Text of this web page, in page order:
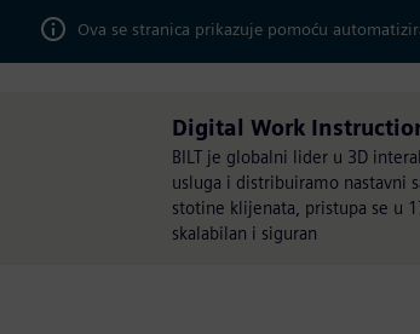
Ova se stranica prikazuje pomoću
Digital Work
BILT je globalni lider u 3D
usluga i distribuiramo nastavni
stotine klijenata, pristupa se u
skalabilan i siguran